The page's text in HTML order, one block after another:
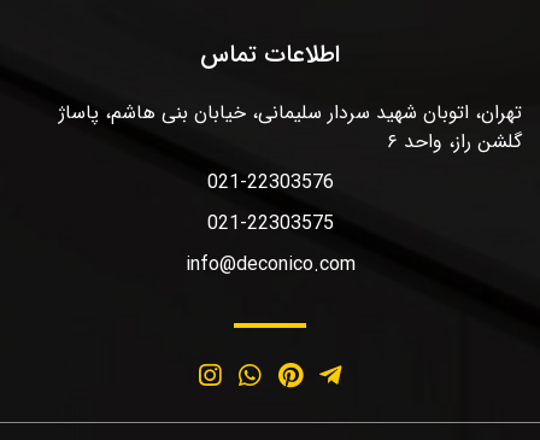
اطلاعات تماس
تهران، اتوبان شهید سردار سلیمانی، خیابان بنی هاشم، پاساژ
گلشن راز، واحد ۶
021-22303576
021-22303575
info@deconico.com